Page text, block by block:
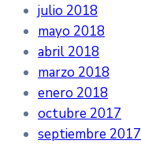
julio 2018
mayo 2018
abril 2018
marzo 2018
enero 2018
octubre 2017
septiembre 2017